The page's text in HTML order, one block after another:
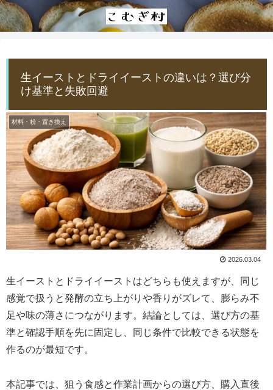
生イーストとドライイーストの違いは？選び分
け基準と失敗回避
材料・粉・置き換え
2026.03.04
生イーストとドライイーストはどちらも使えますが、同じ
感覚で扱うと発酵の立ち上がりや香りがズレて、膨らみ不
足や味の薄さにつながります。結論としては、選び方の基
準と確認手順を先に固定し、同じ条件で比較できる状態を
作るのが最短です。
本記事では、狙う食感と作業計画からの選び方、購入直後